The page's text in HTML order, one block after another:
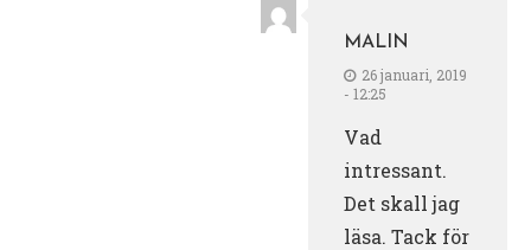
MALIN
26 januari, 2019
- 12:25
Vad
intressant.
Det skall jag
läsa. Tack för